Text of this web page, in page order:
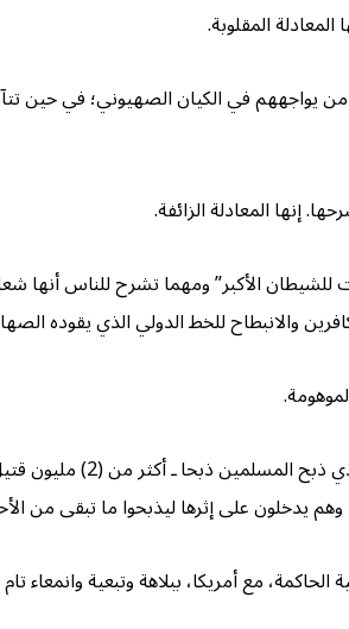
المقلوبة.
يواجههم في الكيان الصهيوني؛ في حين
إنها المعادلة الزائفة.
للشيطان الأكبر” ومهما تشرح للناس أنها
والانبطاح للخط الدولي الذي يقوده
بل تجرأ “الحشد
يدخلون على إثرها ليذبحوا ما تبقى من
مع أمريكا، ببلاهة وتبعية وانمعاء